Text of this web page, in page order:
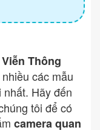
Thông
các mẫu
nhất. Hãy đến
tôi để có
camera quan